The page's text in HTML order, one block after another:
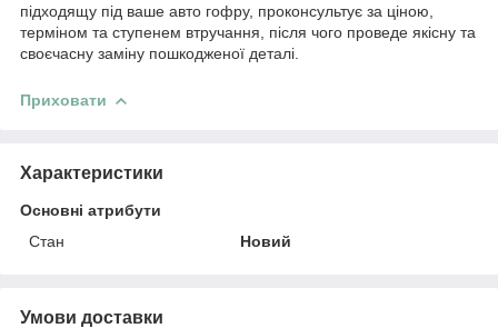
підходящу під ваше авто гофру, проконсультує за ціною,
терміном та ступенем втручання, після чого проведе якісну та
своєчасну заміну пошкодженої деталі.
Приховати
Характеристики
Основні атрибути
Стан
Новий
Умови доставки